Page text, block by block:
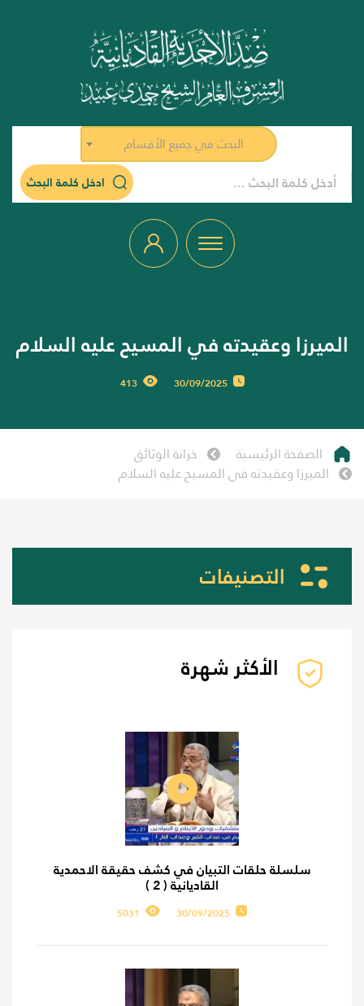
البحث في جميع الأقسام
ادخل كلمة البحث
الميرزا وعقيدته في المسيح عليه السلام
30/09/2025
413
الصفحة الرئيسية
خزانة الوثائق
الميرزا وعقيدته في المسيح عليه السلام
التصنيفات
الأكثر شهرة
سلسلة حلقات التبيان في كشف حقيقة الاحمدية
القاديانية ( 2 )
30/09/2025
5031